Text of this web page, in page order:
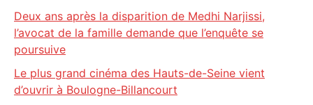
Deux ans après la disparition de Medhi Narjissi,
l’avocat de la famille demande que l’enquête se
poursuive
Le plus grand cinéma des Hauts-de-Seine vient
d’ouvrir à Boulogne-Billancourt